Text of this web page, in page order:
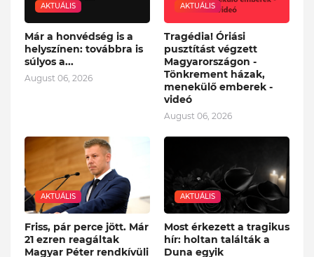
AKTUÁLIS
Már a honvédség is a
helyszínen: továbbra is
súlyos a...
August 06, 2026
AKTUÁLIS
Tragédia! Óriási
pusztítást végzett
Magyarországon -
Tönkrement házak,
menekülő emberek -
videó
August 06, 2026
AKTUÁLIS
Friss, pár perce jött. Már
21 ezren reagáltak
Magyar Péter rendkívüli
AKTUÁLIS
Most érkezett a tragikus
hír: holtan találták a
Duna egyik